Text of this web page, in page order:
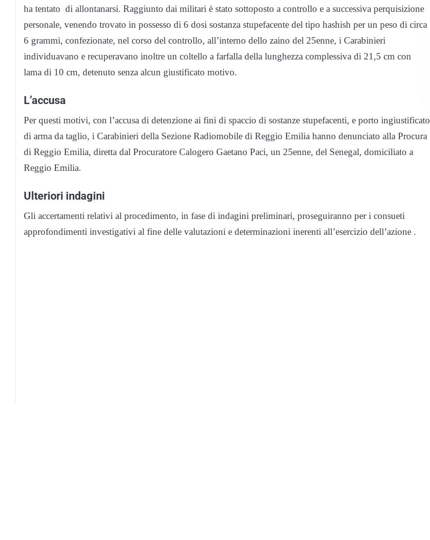
ha tentato di allontanarsi. Raggiunto dai militari è stato sottoposto a controllo e a successiva perquisizione
personale, venendo trovato in possesso di 6 dosi sostanza stupefacente del tipo hashish per un peso di circa
6 grammi, confezionate, nel corso del controllo, all’interno dello zaino del 25enne, i Carabinieri
individuavano e recuperavano inoltre un coltello a farfalla della lunghezza complessiva di 21,5 cm con
lama di 10 cm, detenuto senza alcun giustificato motivo.
L’accusa
Per questi motivi, con l’accusa di detenzione ai fini di spaccio di sostanze stupefacenti, e porto ingiustificato
di arma da taglio, i Carabinieri della Sezione Radiomobile di Reggio Emilia hanno denunciato alla Procura
di Reggio Emilia, diretta dal Procuratore Calogero Gaetano Paci, un 25enne, del Senegal, domiciliato a
Reggio Emilia.
Ulteriori indagini
Gli accertamenti relativi al procedimento, in fase di indagini preliminari, proseguiranno per i consueti
approfondimenti investigativi al fine delle valutazioni e determinazioni inerenti all’esercizio dell’azione .